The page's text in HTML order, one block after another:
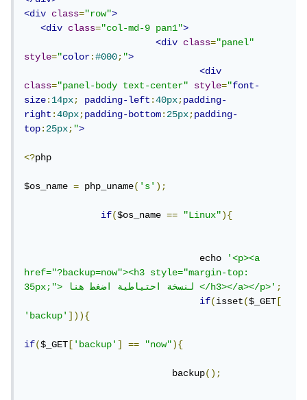
<div
class="row">
<div
class="col-md-9 pan1">
<div
class="panel"
style="color:#000;">
<div
class="panel-body text-center" style="font-
size:14px; padding-left:40px;padding-
right:40px;padding-bottom:25px;padding-
top:25px;">
<?php
$os_name = php_uname('s');
if($os_name == "Linux"){
				echo
'<p><a
href="?backup=now"><h3 style="margin-top:
35px;"> لنسخة احتياطية اضغط هنا </h3></a></p>';
if(isset($_GET [
'backup'])){
if($_GET ['backup'] == "now"){
                           backup
();